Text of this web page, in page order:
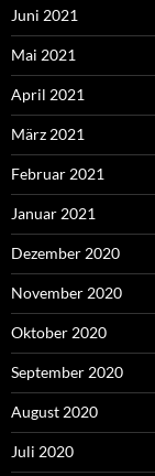
Juni 2021
Mai 2021
April 2021
März 2021
Februar 2021
Januar 2021
Dezember 2020
November 2020
Oktober 2020
September 2020
August 2020
Juli 2020